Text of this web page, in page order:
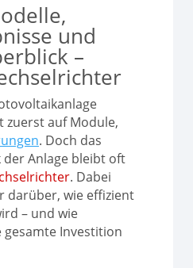
und
–
zuerst auf Module,
. Doch das
Anlage bleibt oft
. Dabei
darüber, wie effizient
– und wie
Investition